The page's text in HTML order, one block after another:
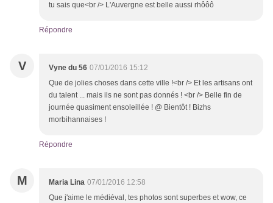
tu sais que<br /> L'Auvergne est belle aussi rhôôô
Répondre
V Vyne du 56 07/01/2016 15:12
Que de jolies choses dans cette ville !<br /> Et les artisans ont
du talent ... mais ils ne sont pas donnés ! <br /> Belle fin de
journée quasiment ensoleillée ! @ Bientôt ! Bizhs
morbihannaises !
Répondre
M Maria Lina 07/01/2016 12:58
Que j'aime le médiéval, tes photos sont superbes et wow, ce